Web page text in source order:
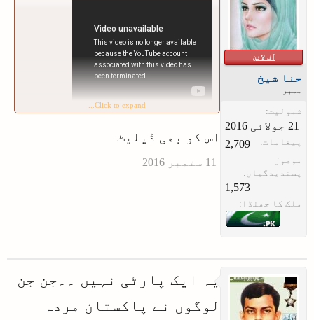
آف لائن
حنا شیخ
ممبر
شمولیت:
پیغامات: 2,709
موصول
پسندیدگیاں:
1,573
ملک کا جھنڈا:
Click to expand...
اس کو بھی ڈیلیٹ
یہ ایک پارٹی نہیں ۔۔جن جن
لوگوں نے پاکستان مردہ